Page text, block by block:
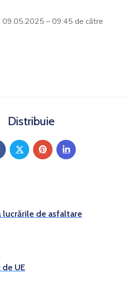
09.05.2025 – 09:45 de către
Distribuie
lucrările de asfaltare
UE